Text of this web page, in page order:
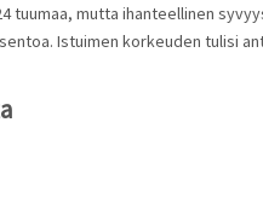
tuumaa, mutta ihanteellinen
Istuimen korkeuden tulisi